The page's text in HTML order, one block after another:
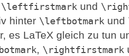
\leftfirstmark und
hinter \leftbotmark und
es LaTeX gleich zu tun
, \rightfirstmark